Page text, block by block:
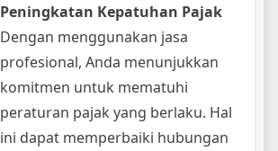
Peningkatan Kepatuhan Pajak
Dengan menggunakan jasa
profesional, Anda menunjukkan
komitmen untuk mematuhi
peraturan pajak yang berlaku. Hal
ini dapat memperbaiki hubungan